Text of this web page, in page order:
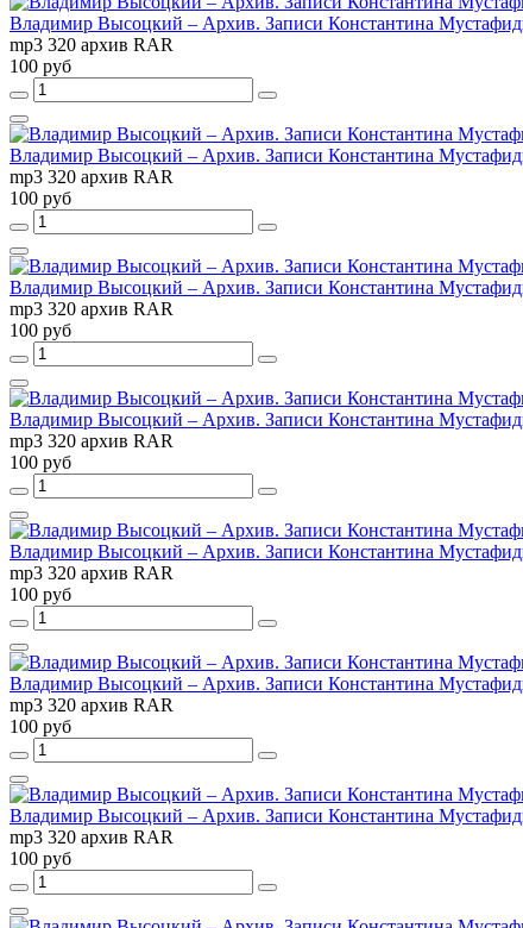
Владимир Высоцкий – Архив. Записи Константина
mp3 320 архив RAR
100 руб
Владимир Высоцкий – Архив. Записи Константина
mp3 320 архив RAR
100 руб
Владимир Высоцкий – Архив. Записи Константина
mp3 320 архив RAR
100 руб
Владимир Высоцкий – Архив. Записи Константина
mp3 320 архив RAR
100 руб
Владимир Высоцкий – Архив. Записи Константина
mp3 320 архив RAR
100 руб
Владимир Высоцкий – Архив. Записи Константина
mp3 320 архив RAR
100 руб
Владимир Высоцкий – Архив. Записи Константина
mp3 320 архив RAR
100 руб